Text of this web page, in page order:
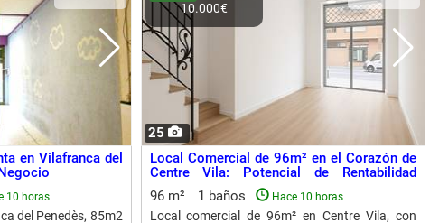
en Vilafranca del
10 horas
del Penedès, 85m2
25
10.000€
Local Comercial de 96m² en el Corazón de
Centre Vila: Potencial de Rentabilidad
Asegurado
96 m² 1 baños Hace 10 horas
Local comercial de 96m² en Centre Vila, con